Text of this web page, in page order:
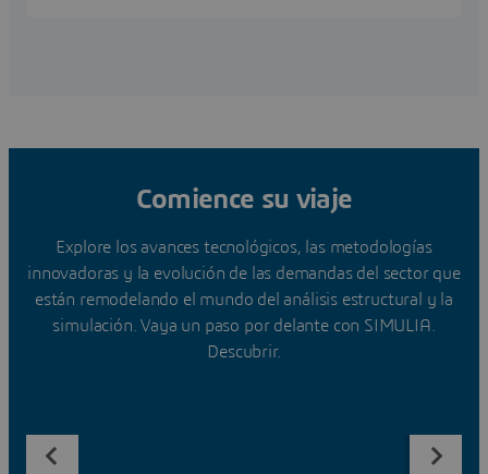
Comience su viaje
Explore los avances tecnológicos, las metodologías
innovadoras y la evolución de las demandas del sector que
están remodelando el mundo del análisis estructural y la
simulación. Vaya un paso por delante con SIMULIA.
Descubrir.